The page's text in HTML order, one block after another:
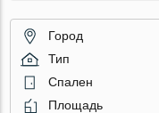
Город
Тип
Спален
Площадь